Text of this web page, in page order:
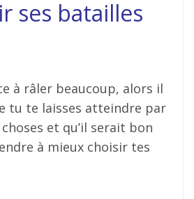
ses batailles
à râler beaucoup, alors il
tu te laisses atteindre par
et qu’il serait bon
à mieux choisir tes